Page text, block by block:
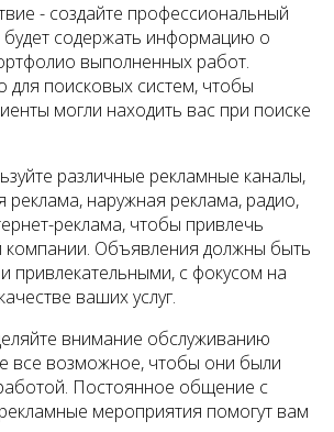
- создайте профессиональный
будет содержать информацию о
выполненных работ.
для поисковых систем, чтобы
могли находить вас при поиске
различные рекламные каналы,
реклама, наружная реклама, радио,
реклама, чтобы привлечь
компании. Объявления должны быть
привлекательными, с фокусом на
ваших услуг.
внимание обслуживанию
все возможное, чтобы они были
Постоянное общение с
мероприятия помогут вам